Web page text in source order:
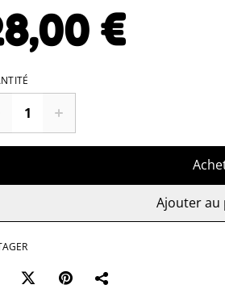
€
Ajouter au